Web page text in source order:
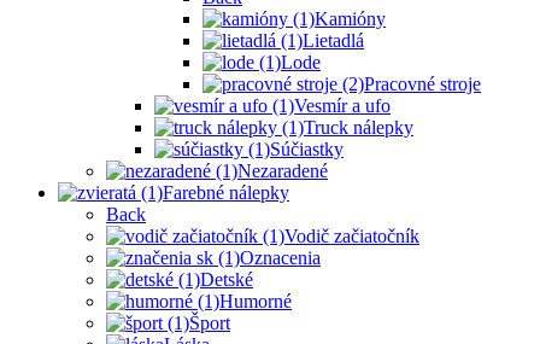
Kamióny
Lietadlá
Lode
Pracovné stroje
Vesmír a ufo
Truck nálepky
Súčiastky
Nezaradené
Farebné nálepky
Back
Vodič začiatočník
Oznacenia
Detské
Humorné
Šport